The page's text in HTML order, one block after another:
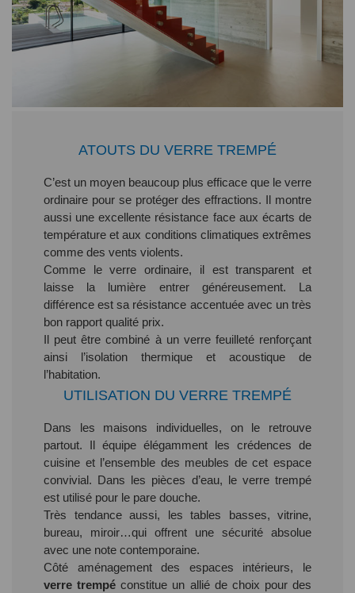
ATOUTS DU VERRE TREMPÉ
C’est un moyen beaucoup plus efficace que le verre
ordinaire pour se protéger des effractions. Il montre
aussi une excellente résistance face aux écarts de
température et aux conditions climatiques extrêmes
comme des vents violents.
Comme le verre ordinaire, il est transparent et
laisse la lumière entrer généreusement. La
différence est sa résistance accentuée avec un très
bon rapport qualité prix.
Il peut être combiné à un verre feuilleté renforçant
ainsi l’isolation thermique et acoustique de
l’habitation.
UTILISATION DU VERRE TREMPÉ
Dans les maisons individuelles, on le retrouve
partout. Il équipe élégamment les crédences de
cuisine et l’ensemble des meubles de cet espace
convivial. Dans les pièces d’eau, le verre trempé
est utilisé pour le pare douche.
Très tendance aussi, les tables basses, vitrine,
bureau, miroir…qui offrent une sécurité absolue
avec une note contemporaine.
Côté aménagement des espaces intérieurs, le
verre trempé constitue un allié de choix pour des